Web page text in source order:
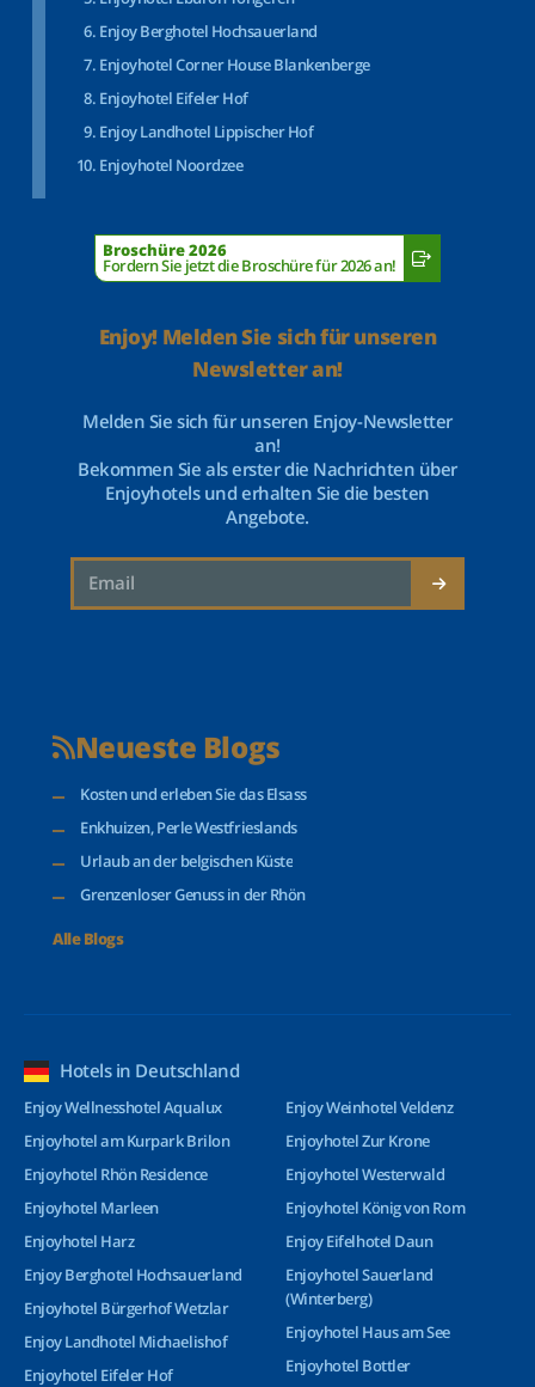
Enjoy Berghotel Hochsauerland
Enjoyhotel Corner House Blankenberge
Enjoyhotel Eifeler Hof
Enjoy Landhotel Lippischer Hof
Enjoyhotel Noordzee
Broschüre 2026
Fordern Sie jetzt die Broschüre für 2026 an!
Enjoy! Melden Sie sich für unseren
Newsletter an!
Melden Sie sich für unseren Enjoy-Newsletter
an!
Bekommen Sie als erster die Nachrichten über
Enjoyhotels und erhalten Sie die besten
Angebote.
Neueste Blogs
Kosten und erleben Sie das Elsass
Enkhuizen, Perle Westfrieslands
Urlaub an der belgischen Küste
Grenzenloser Genuss in der Rhön
Alle Blogs
Hotels in Deutschland
Enjoy Wellnesshotel Aqualux
Enjoyhotel am Kurpark Brilon
Enjoyhotel Rhön Residence
Enjoyhotel Marleen
Enjoyhotel Harz
Enjoy Berghotel Hochsauerland
Enjoyhotel Bürgerhof Wetzlar
Enjoy Landhotel Michaelishof
Enjoyhotel Eifeler Hof
Enjoy Weinhotel Veldenz
Enjoyhotel Zur Krone
Enjoyhotel Westerwald
Enjoyhotel König von Rom
Enjoy Eifelhotel Daun
Enjoyhotel Sauerland
(Winterberg)
Enjoyhotel Haus am See
Enjoyhotel Bottler